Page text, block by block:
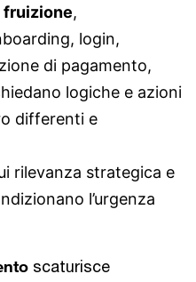
fruizione,
login,
di pagamento,
logiche e azioni
differenti e
rilevanza strategica e
l’urgenza
scaturisce